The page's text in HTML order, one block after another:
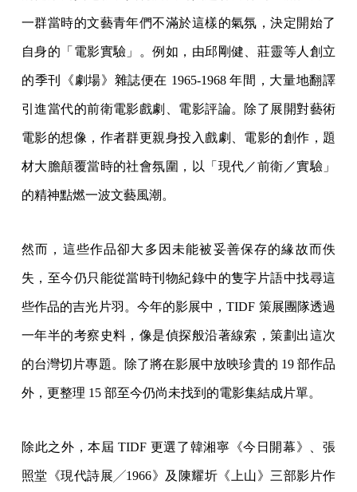
一群當時的文藝青年們不滿於這樣的氣氛，決定開始了
自身的「電影實驗」。例如，由邱剛健、莊靈等人創立
的季刊《劇場》雜誌便在 1965-1968 年間，大量地翻譯
引進當代的前衛電影戲劇、電影評論。除了展開對藝術
電影的想像，作者群更親身投入戲劇、電影的創作，題
材大膽顛覆當時的社會氛圍，以「現代／前衛／實驗」
的精神點燃一波文藝風潮。
然而，這些作品卻大多因未能被妥善保存的緣故而佚
失，至今仍只能從當時刊物紀錄中的隻字片語中找尋這
些作品的吉光片羽。今年的影展中，TIDF 策展團隊透過
一年半的考察史料，像是偵探般沿著線索，策劃出這次
的台灣切片專題。除了將在影展中放映珍貴的 19 部作品
外，更整理 15 部至今仍尚未找到的電影集結成片單。
除此之外，本屆 TIDF 更選了韓湘寧《今日開幕》、張
照堂《現代詩展╱1966》及陳耀圻《上山》三部影片作